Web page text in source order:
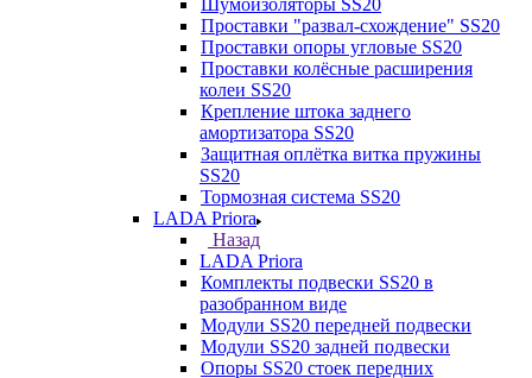
Шумоизоляторы SS20
Проставки "развал-схождение" SS20
Проставки опоры угловые SS20
Проставки колёсные расширения
колеи SS20
Крепление штока заднего
амортизатора SS20
Защитная оплётка витка пружины
SS20
Тормозная система SS20
LADA Priora
Назад
LADA Priora
Комплекты подвески SS20 в
разобранном виде
Модули SS20 передней подвески
Модули SS20 задней подвески
Опоры SS20 стоек передних